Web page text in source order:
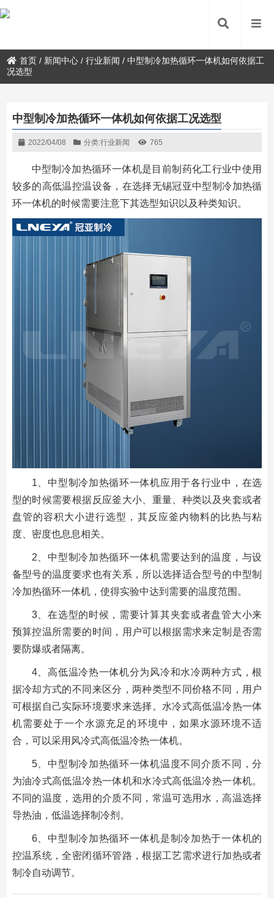
首页 / 新闻中心 /行业新闻 /中型制冷加热循环一体机如何依据工
况选型
中型制冷加热循环一体机如何依据工况选型
2022/04/08 分类:行业新闻 765
中型制冷加热循环一体机是目前制药化工行业中使用
较多的高低温控温设备，在选择无锡冠亚中型制冷加热循
环一体机的时候需要注意下其选型知识以及种类知识。
1、中型制冷加热循环一体机应用于各行业中，在选
型的时候需要根据反应釜大小、重量、种类以及夹套或者
盘管的容积大小进行选型，其反应釜内物料的比热与粘
度、密度也息息相关。
2、中型制冷加热循环一体机需要达到的温度，与设
备型号的温度要求也有关系，所以选择适合型号的中型制
冷加热循环一体机，使得实验中达到需要的温度范围。
3、在选型的时候，需要计算其夹套或者盘管大小来
预算控温所需要的时间，用户可以根据需求来定制是否需
要防爆或者隔离。
4、高低温冷热一体机分为风冷和水冷两种方式，根
据冷却方式的不同来区分，两种类型不同价格不同，用户
可根据自己实际环境要求来选择。水冷式高低温冷热一体
机需要处于一个水源充足的环境中，如果水源环境不适
合，可以采用风冷式高低温冷热一体机。
5、中型制冷加热循环一体机温度不同介质不同，分
为油冷式高低温冷热一体机和水冷式高低温冷热一体机。
不同的温度，选用的介质不同，常温可选用水，高温选择
导热油，低温选择制冷剂。
6、中型制冷加热循环一体机是制冷加热于一体机的
控温系统，全密闭循环管路，根据工艺需求进行加热或者
制冷自动调节。